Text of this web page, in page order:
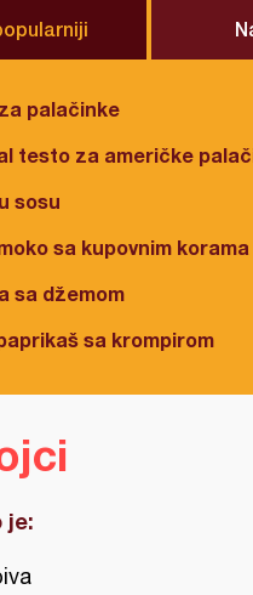
palačinke
testo za američke
sosu
sa kupovnim korama
sa džemom
sa krompirom
je: